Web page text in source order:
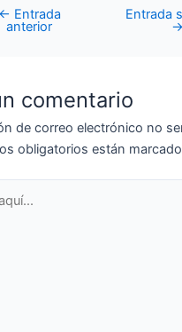
← Entrada
anterior
Entrada
→
comentario
de correo electrónico no
obligatorios están